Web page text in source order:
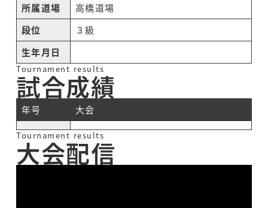
所属道場
高橋道場
段位
３級
生年月日
Tournament results
試合成績
年号 大会
Tournament results
大会配信